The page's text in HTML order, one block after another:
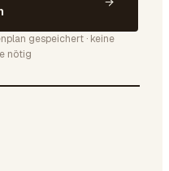
gespeichert · keine
nötig